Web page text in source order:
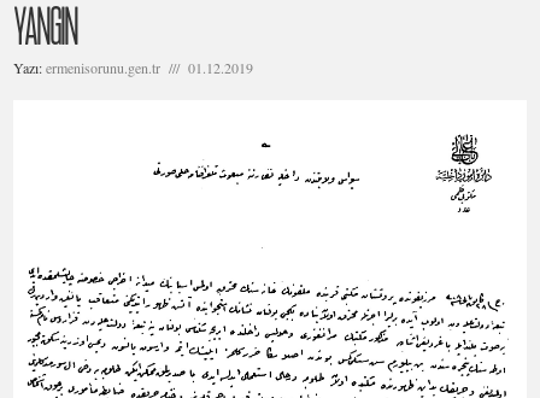
YANGIN
Yazı:ermenisorunu.gen.tr /// 01.12.2019